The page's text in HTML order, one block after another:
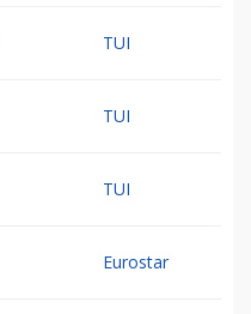
TUI
TUI
TUI
Eurostar